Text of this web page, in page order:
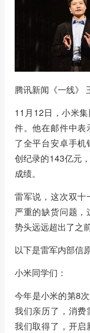
腾讯新闻《一线》
11月12日，小米
件。他在邮件中
了全平台安卓手
创纪录的143亿元
成绩。
雷军说，这次双
严重的缺货问题
势头远远超出了之
以下是雷军内部信
小米同学们：
今年是小米的第8
我们亲历了，消费
我们取得了，开启